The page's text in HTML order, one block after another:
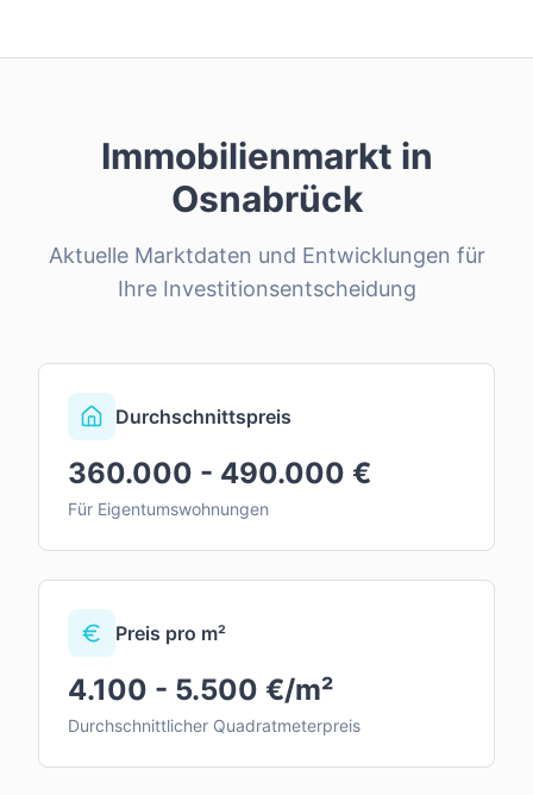
Immobilienmarkt in
Osnabrück
Aktuelle Marktdaten und Entwicklungen für
Ihre Investitionsentscheidung
Durchschnittspreis
360.000 - 490.000 €
Für Eigentumswohnungen
Preis pro m²
4.100 - 5.500 €/m²
Durchschnittlicher Quadratmeterpreis